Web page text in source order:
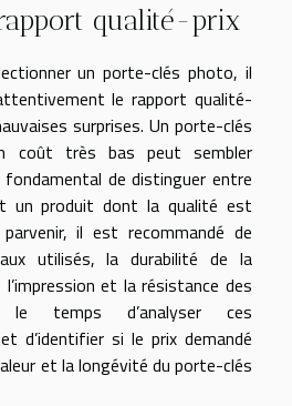
qualité-prix
un porte-clés photo, il
le rapport qualité-
surprises. Un porte-clés
coût très bas peut sembler
de distinguer entre
un produit dont la qualité est
il est recommandé de
utilisés, la durabilité de la
et la résistance des
le temps d’analyser ces
d’identifier si le prix demandé
et la longévité du porte-clés